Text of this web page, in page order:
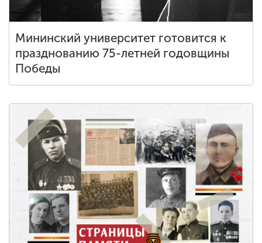
Мининский университет готовится к
празднованию 75-летней годовщины
Победы